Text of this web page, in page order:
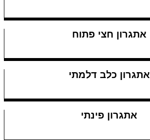
אתגרון חצי פתוח
אתגרון כלב דלמתי
אתגרון פינתי